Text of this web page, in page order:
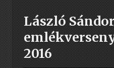
László Sándor
2016